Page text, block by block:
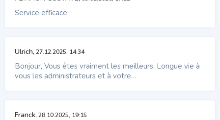
Service efficace
Ulrich, 27.12.2025, 14:34
Bonjour, Vous êtes vraiment les meilleurs. Longue vie à
vous les administrateurs et à votre…
Franck, 28.10.2025, 19:15